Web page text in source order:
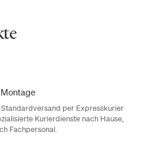
per Expresskurier
Kurierdienste nach Hause,
Fachpersonal.